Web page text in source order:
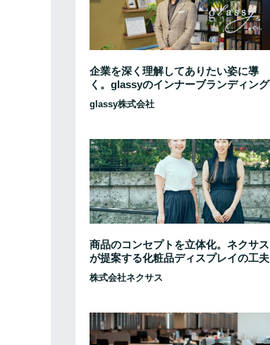
企業を深く理解してありたい姿に導
く。glassyのインナーブランディング
glassy株式会社
商品のコンセプトを立体化。ネクサス
が提案する化粧品ディスプレイの工夫
株式会社ネクサス